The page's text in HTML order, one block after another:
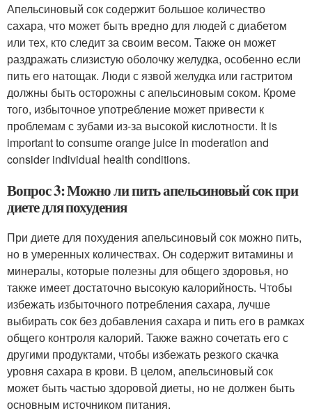
Апельсиновый сок содержит большое количество
сахара, что может быть вредно для людей с диабетом
или тех, кто следит за своим весом. Также он может
раздражать слизистую оболочку желудка, особенно если
пить его натощак. Люди с язвой желудка или гастритом
должны быть осторожны с апельсиновым соком. Кроме
того, избыточное употребление может привести к
проблемам с зубами из-за высокой кислотности. It is
important to consume orange juice in moderation and
consider individual health conditions.
Вопрос 3: Можно ли пить апельсиновый сок при
диете для похудения
При диете для похудения апельсиновый сок можно пить,
но в умеренных количествах. Он содержит витамины и
минералы, которые полезны для общего здоровья, но
также имеет достаточно высокую калорийность. Чтобы
избежать избыточного потребления сахара, лучше
выбирать сок без добавления сахара и пить его в рамках
общего контроля калорий. Также важно сочетать его с
другими продуктами, чтобы избежать резкого скачка
уровня сахара в крови. В целом, апельсиновый сок
может быть частью здоровой диеты, но не должен быть
основным источником питания.